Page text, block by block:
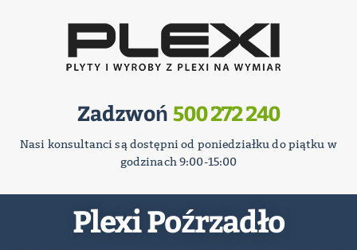
Zadzwoń 500 272 240
Nasi konsultanci są dostępni od poniedziałku do piątku w
godzinach 9:00-15:00
Plexi Poźrzadło